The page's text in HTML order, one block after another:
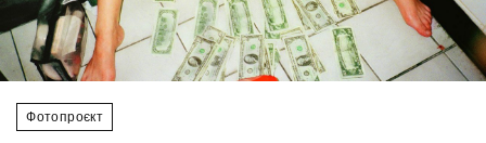
Фотопроєкт